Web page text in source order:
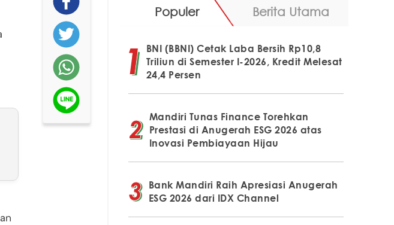
Populer Berita Utama
BNI (BBNI) Cetak Laba Bersih Rp10,8
Triliun di Semester I-2026, Kredit Melesat
24,4 Persen
Mandiri Tunas Finance Torehkan
Prestasi di Anugerah ESG 2026 atas
Inovasi Pembiayaan Hijau
Bank Mandiri Raih Apresiasi Anugerah
ESG 2026 dari IDX Channel